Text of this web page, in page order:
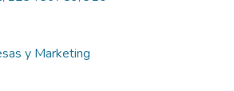
y Marketing